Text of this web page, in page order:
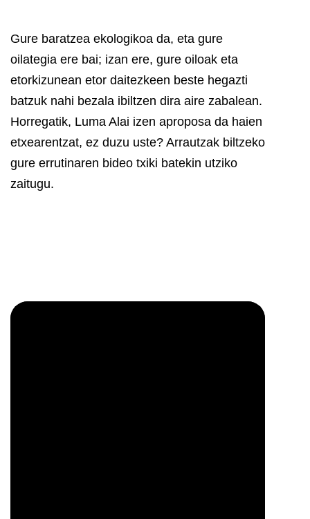
Gure baratzea ekologikoa da, eta gure
oilategia ere bai; izan ere, gure oiloak eta
etorkizunean etor daitezkeen beste hegazti
batzuk nahi bezala ibiltzen dira aire zabalean.
Horregatik, Luma Alai izen aproposa da haien
etxearentzat, ez duzu uste? Arrautzak biltzeko
gure errutinaren bideo txiki batekin utziko
zaitugu.